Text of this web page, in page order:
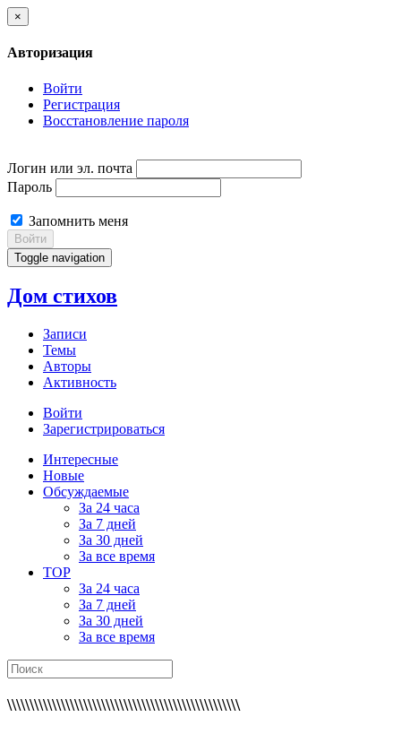
×
Авторизация
Войти
Регистрация
Восстановление пароля
Логин или эл. почта
Пароль
Запомнить меня
Войти
Toggle navigation
Дом стихов
Записи
Темы
Авторы
Активность
Войти
Зарегистрироваться
Интересные
Новые
Обсуждаемые
За 24 часа
За 7 дней
За 30 дней
За все время
TOP
За 24 часа
За 7 дней
За 30 дней
За все время
\\\\\\\\\\\\\\\\\\\\\\\\\\\\\\\\\\\\\\\\\\\\\\\\\\\\